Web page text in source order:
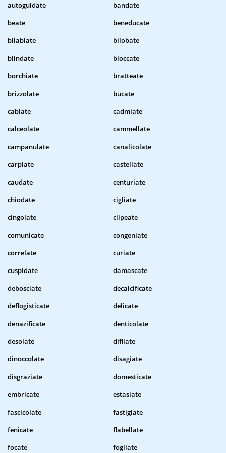
autoguidate
bandate
beate
beneducate
bilabiate
bilobate
blindate
bloccate
borchiate
bratteate
brizzolate
bucate
cablate
cadmiate
calceolate
cammellate
campanulate
canalicolate
carpiate
castellate
caudate
centuriate
chiodate
cigliate
cingolate
clipeate
comunicate
congeniate
correlate
curiate
cuspidate
damascate
debosciate
decalcificate
deflogisticate
delicate
denazificate
denticolate
desolate
difilate
dinoccolate
disagiate
disgraziate
domesticate
embricate
estasiate
fascicolate
fastigiate
fenicate
flabellate
focate
fogliate